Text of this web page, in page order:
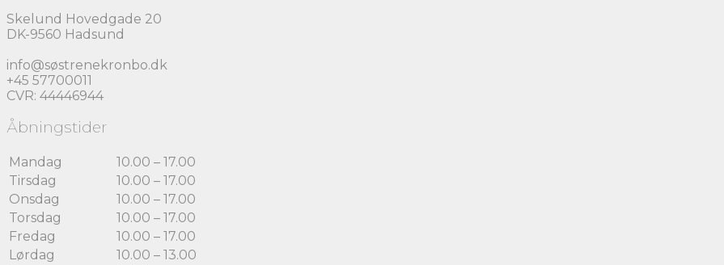
vælges
på
Skelund Hovedgade 20
DK-9560 Hadsund
info@søstrenekronbo.dk
+45 57700011
CVR: 44446944
Åbningstider
Mandag
10.00 – 17.00
Tirsdag
10.00 – 17.00
Onsdag
10.00 – 17.00
Torsdag
10.00 – 17.00
Fredag
10.00 – 17.00
Lørdag
10.00 – 13.00